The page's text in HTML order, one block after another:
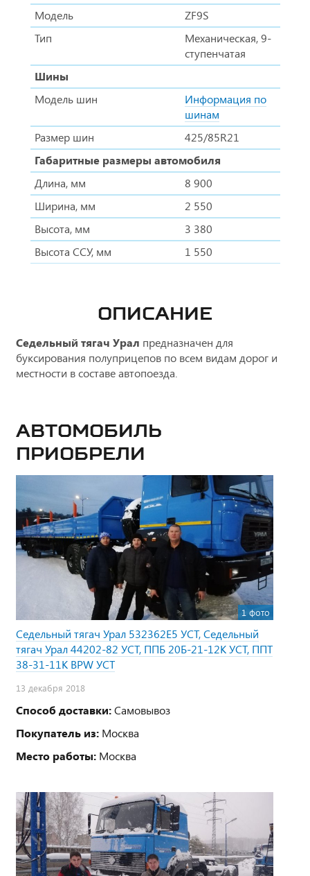
Модель
ZF9S
Тип
Механическая, 9-
ступенчатая
Шины
Модель шин
Информация по
шинам
Размер шин
425/85R21
Габаритные размеры автомобиля
Длина, мм
8 900
Ширина, мм
2 550
Высота, мм
3 380
Высота ССУ, мм
1 550
ОПИСАНИЕ
Седельный тягач Урал предназначен для
буксирования полуприцепов по всем видам дорог и
местности в составе автопоезда.
Автомобиль
приобрели
1 фото
Седельный тягач Урал 532362Е5 УСТ, Седельный
тягач Урал 44202-82 УСТ, ППБ 20Б-21-12К УСТ, ППТ
38-31-11К BPW УСТ
13 декабря 2018
Способ доставки:Самовывоз
Покупатель из: Москва
Место работы: Москва